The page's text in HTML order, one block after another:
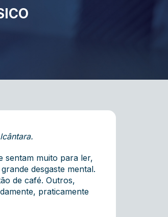
sentam muito para ler,
desgaste mental.
de café. Outros,
praticamente